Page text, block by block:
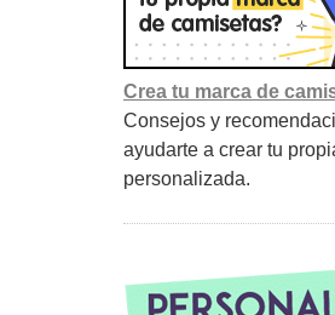
Crea tu marca de
Consejos y
ayudarte a crear tu
personalizada.